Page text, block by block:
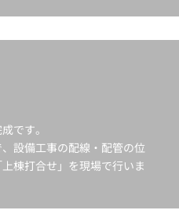
です。
設備工事の配線・配管の位
棟打合せ」を現場で行いま